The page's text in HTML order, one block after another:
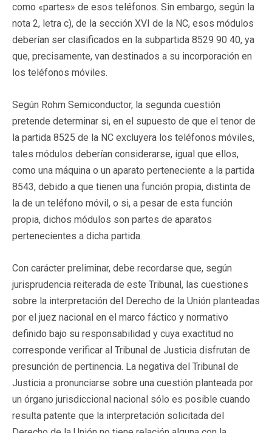
como «partes» de esos teléfonos. Sin embargo, según la
nota 2, letra c), de la sección XVI de la NC, esos módulos
deberían ser clasificados en la subpartida 8529 90 40, ya
que, precisamente, van destinados a su incorporación en
los teléfonos móviles.
Según Rohm Semiconductor, la segunda cuestión
pretende determinar si, en el supuesto de que el tenor de
la partida 8525 de la NC excluyera los teléfonos móviles,
tales módulos deberían considerarse, igual que ellos,
como una máquina o un aparato perteneciente a la partida
8543, debido a que tienen una función propia, distinta de
la de un teléfono móvil, o si, a pesar de esta función
propia, dichos módulos son partes de aparatos
pertenecientes a dicha partida.
Con carácter preliminar, debe recordarse que, según
jurisprudencia reiterada de este Tribunal, las cuestiones
sobre la interpretación del Derecho de la Unión planteadas
por el juez nacional en el marco fáctico y normativo
definido bajo su responsabilidad y cuya exactitud no
corresponde verificar al Tribunal de Justicia disfrutan de
presunción de pertinencia. La negativa del Tribunal de
Justicia a pronunciarse sobre una cuestión planteada por
un órgano jurisdiccional nacional sólo es posible cuando
resulta patente que la interpretación solicitada del